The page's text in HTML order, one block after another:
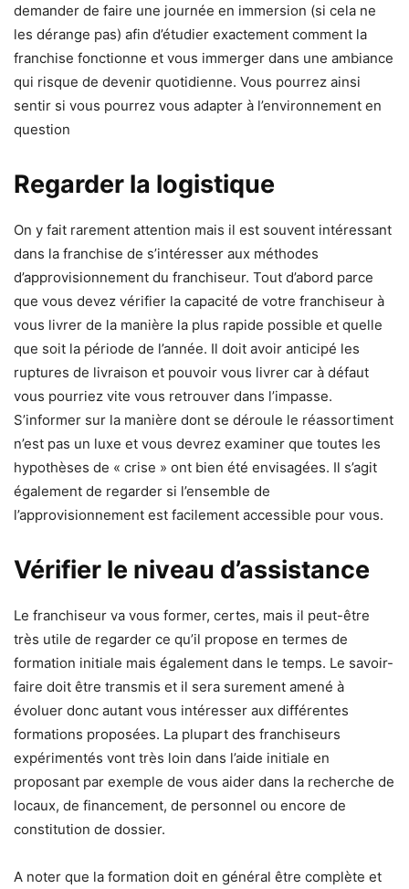
demander de faire une journée en immersion (si cela ne
les dérange pas) afin d’étudier exactement comment la
franchise fonctionne et vous immerger dans une ambiance
qui risque de devenir quotidienne. Vous pourrez ainsi
sentir si vous pourrez vous adapter à l’environnement en
question
Regarder la logistique
On y fait rarement attention mais il est souvent intéressant
dans la franchise de s’intéresser aux méthodes
d’approvisionnement du franchiseur. Tout d’abord parce
que vous devez vérifier la capacité de votre franchiseur à
vous livrer de la manière la plus rapide possible et quelle
que soit la période de l’année. Il doit avoir anticipé les
ruptures de livraison et pouvoir vous livrer car à défaut
vous pourriez vite vous retrouver dans l’impasse.
S’informer sur la manière dont se déroule le réassortiment
n’est pas un luxe et vous devrez examiner que toutes les
hypothèses de « crise » ont bien été envisagées. Il s’agit
également de regarder si l’ensemble de
l’approvisionnement est facilement accessible pour vous.
Vérifier le niveau d’assistance
Le franchiseur va vous former, certes, mais il peut-être
très utile de regarder ce qu’il propose en termes de
formation initiale mais également dans le temps. Le savoir-
faire doit être transmis et il sera surement amené à
évoluer donc autant vous intéresser aux différentes
formations proposées. La plupart des franchiseurs
expérimentés vont très loin dans l’aide initiale en
proposant par exemple de vous aider dans la recherche de
locaux, de financement, de personnel ou encore de
constitution de dossier.
A noter que la formation doit en général être complète et